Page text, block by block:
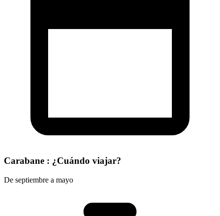
Carabane : ¿Cuándo viajar?
De septiembre a mayo